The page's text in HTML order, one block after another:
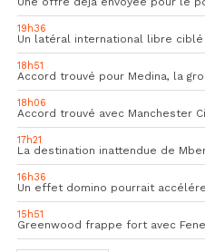
19h36
Un latéral international libre ciblé
18h51
Accord trouvé pour Medina, la
18h06
Accord trouvé avec Manchester
17h21
La destination inattendue de
16h36
Un effet domino pourrait
15h51